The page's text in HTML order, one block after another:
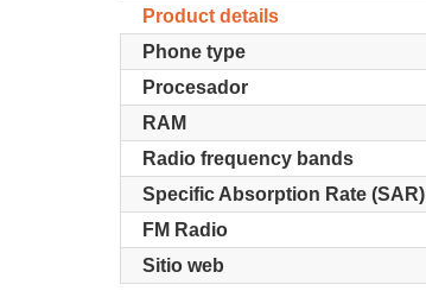
Product details
Phone type
Procesador
RAM
Radio frequency bands
Specific Absorption Rate (SAR)
FM Radio
Sitio web